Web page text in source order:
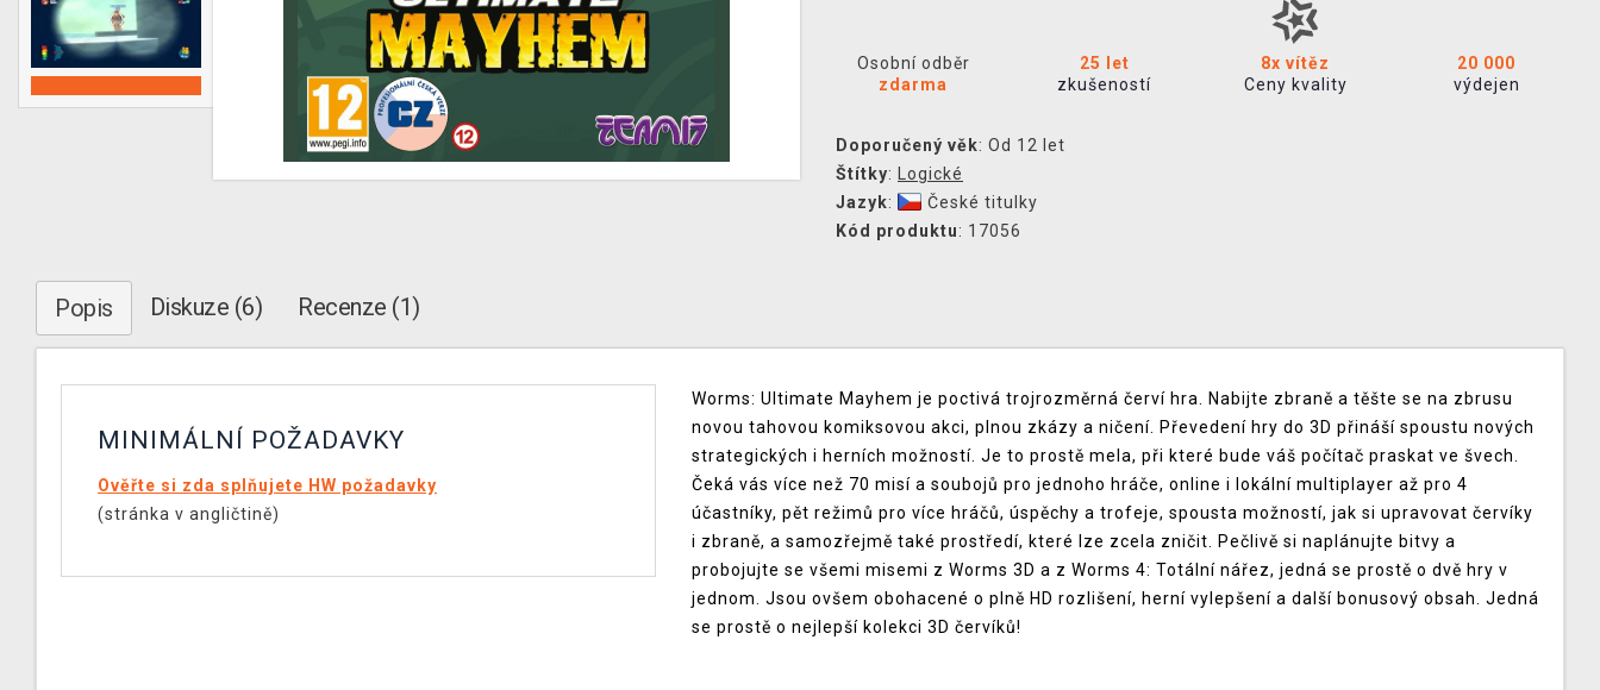
Osobní odběr
zdarma
25 let
zkušeností
8x vítěz
Ceny kvality
20 000
výdejen
Doporučený věk: Od 12 let
Štítky:
Logické
Jazyk:
České titulky
Kód produktu: 17056
Popis Diskuze (6) Recenze (1)
MINIMÁLNÍ POŽADAVKY
Ověřte si zda splňujete HW požadavky
(stránka v angličtině)
Worms: Ultimate Mayhem je poctivá trojrozměrná červí hra. Nabijte zbraně a těšte se na zbrusu
novou tahovou komiksovou akci, plnou zkázy a ničení. Převedení hry do 3D přináší spoustu nových
strategických i herních možností. Je to prostě mela, při které bude váš počítač praskat ve švech.
Čeká vás více než 70 misí a soubojů pro jednoho hráče, online i lokální multiplayer až pro 4
účastníky, pět režimů pro více hráčů, úspěchy a trofeje, spousta možností, jak si upravovat červíky
i zbraně, a samozřejmě také prostředí, které lze zcela zničit. Pečlivě si naplánujte bitvy a
probojujte se všemi misemi z Worms 3D a z Worms 4: Totální nářez, jedná se prostě o dvě hry v
jednom. Jsou ovšem obohacené o plně HD rozlišení, herní vylepšení a další bonusový obsah. Jedná
se prostě o nejlepší kolekci 3D červíků!